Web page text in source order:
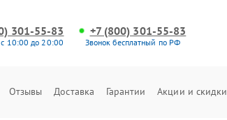
301-55-83
с 10:00 до 20:00
+7 (800) 301-55-83
Звонок бесплатный по РФ
Отзывы Доставка Гарантии Акции и скидки